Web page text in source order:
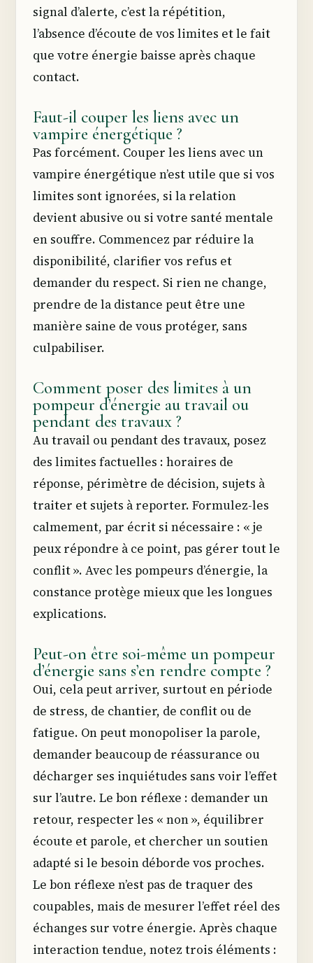
signal d’alerte, c’est la répétition,
l’absence d’écoute de vos limites et le fait
que votre énergie baisse après chaque
contact.
Faut-il couper les liens avec un
vampire énergétique ?
Pas forcément. Couper les liens avec un
vampire énergétique n’est utile que si vos
limites sont ignorées, si la relation
devient abusive ou si votre santé mentale
en souffre. Commencez par réduire la
disponibilité, clarifier vos refus et
demander du respect. Si rien ne change,
prendre de la distance peut être une
manière saine de vous protéger, sans
culpabiliser.
Comment poser des limites à un
pompeur d’énergie au travail ou
pendant des travaux ?
Au travail ou pendant des travaux, posez
des limites factuelles : horaires de
réponse, périmètre de décision, sujets à
traiter et sujets à reporter. Formulez-les
calmement, par écrit si nécessaire : « je
peux répondre à ce point, pas gérer tout le
conflit ». Avec les pompeurs d’énergie, la
constance protège mieux que les longues
explications.
Peut-on être soi-même un pompeur
d’énergie sans s’en rendre compte ?
Oui, cela peut arriver, surtout en période
de stress, de chantier, de conflit ou de
fatigue. On peut monopoliser la parole,
demander beaucoup de réassurance ou
décharger ses inquiétudes sans voir l’effet
sur l’autre. Le bon réflexe : demander un
retour, respecter les « non », équilibrer
écoute et parole, et chercher un soutien
adapté si le besoin déborde vos proches.
Le bon réflexe n’est pas de traquer des
coupables, mais de mesurer l’effet réel des
échanges sur votre énergie. Après chaque
interaction tendue, notez trois éléments :